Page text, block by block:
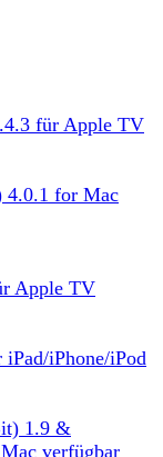
für Apple TV
4.0.1 for Mac
Apple TV
iPhone/iPod
1.9 &
verfügbar